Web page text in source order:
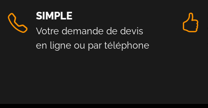
SIMPLE
Votre demande de devis
en ligne ou par téléphone